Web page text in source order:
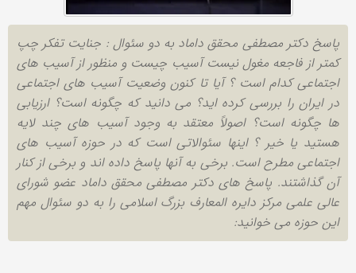
پاسخ دکتر مصطفی محقق داماد به دو سئوال : جنایت تفکر چپ
کمتر از فاجعه مغول نیست آسیب چیست و منظور از آسیب های
اجتماعی کدام است ؟ آیا تا کنون وضعیت آسیب های اجتماعی
در ایران را بررسی کرده اید؟ می دانید که چگونه است؟ ارزیابی
ها چگونه است؟ اصولاً معتقد به وجود آسیب های چند لایه
هستید یا خیر ؟ اینها سئوالاتی است که در حوزه آسیب های
اجتماعی مطرح است. برخی به آنها پاسخ داده اند و برخی از کنار
آن گذاشتند. پاسخ های دکتر مصطفی محقق داماد عضو شورای
عالی علمی مرکز دایره المعارف بزرگ اسلامی را به دو سئوال مهم
این حوزه می خوانید: